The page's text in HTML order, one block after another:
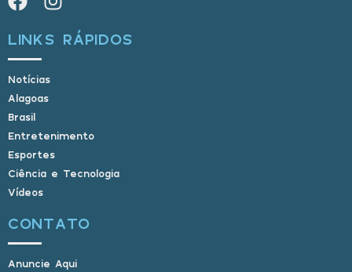
LINKS RÁPIDOS
Notícias
Alagoas
Brasil
Entretenimento
Esportes
Ciência e Tecnologia
Vídeos
CONTATO
Anuncie Aqui